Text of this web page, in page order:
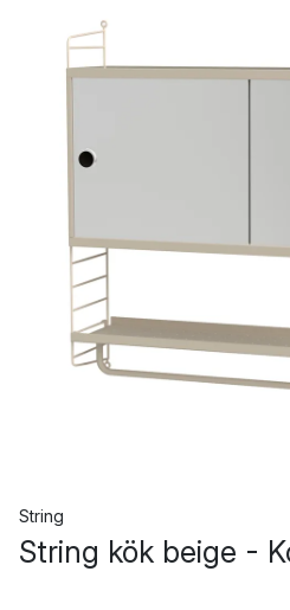
String
String kök beige -